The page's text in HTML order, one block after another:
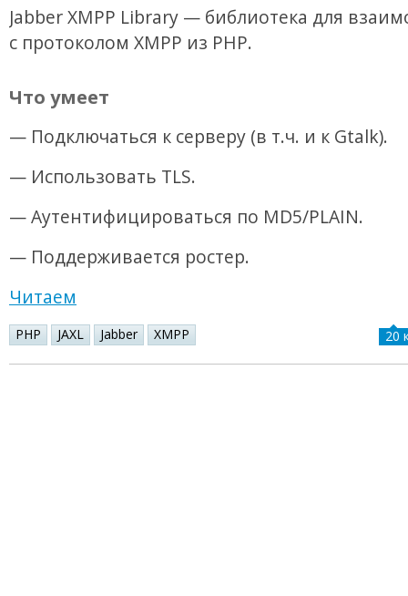
Jabber XMPP Library — библиотека для
с протоколом XMPP из PHP.
Что умеет
— Подключаться к серверу (в т.ч. и к Gtalk).
— Использовать TLS.
— Аутентифицироваться по MD5/PLAIN.
— Поддерживается ростер.
Читаем
PHP JAXL Jabber XMPP 20